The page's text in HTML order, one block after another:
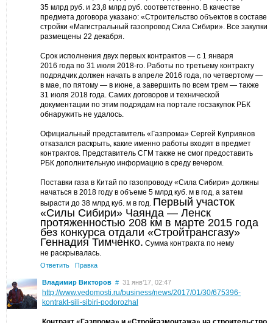
35 млрд руб. и 23,8 млрд руб. соответственно. В качестве
предмета договора указано: «Строительство объектов в составе
стройки «Магистральный газопровод Сила Сибири». Все закупки
размещены 22 декабря.
Срок исполнения двух первых контрактов — с 1 января
2016 года по 31 июля 2018-го. Работы по третьему контракту
подрядчик должен начать в апреле 2016 года, по четвертому —
в мае, по пятому — в июне, а завершить по всем трем — также
31 июля 2018 года. Самих договоров и технической
документации по этим подрядам на портале госзакупок РБК
обнаружить не удалось.
Официальный представитель «Газпрома» Сергей Куприянов
отказался раскрыть, какие именно работы входят в предмет
контрактов. Представитель СГМ также не смог предоставить
РБК дополнительную информацию в среду вечером.
Поставки газа в Китай по газопроводу «Сила Сибири» должны
начаться в 2018 году в объеме 5 млрд куб. м в год, а затем
вырасти до 38 млрд куб. м в год. Первый участок
«Силы Сибири» Чаянда — Ленск
протяженностью 208 км в марте 2015 года
без конкурса отдали «Стройтрансгазу»
Геннадия Тимченко. Сумма контракта по нему
не раскрывалась.
Ответить Правка
Владимир Викторов # 31 янв’17, 02:47
http://www.vedomosti.ru/business/news/2017/01/30/675396-
kontrakt-sili-sibiri-podorozhal